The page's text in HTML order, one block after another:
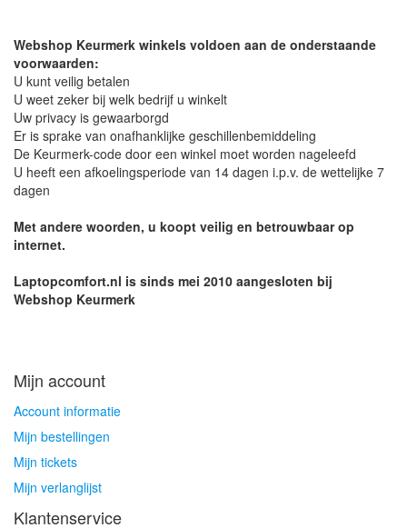
Webshop Keurmerk winkels voldoen aan de onderstaande
voorwaarden:
U kunt veilig betalen
U weet zeker bij welk bedrijf u winkelt
Uw privacy is gewaarborgd
Er is sprake van onafhanklijke geschillenbemiddeling
De Keurmerk-code door een winkel moet worden nageleefd
U heeft een afkoelingsperiode van 14 dagen i.p.v. de wettelijke 7
dagen
Met andere woorden, u koopt veilig en betrouwbaar op
internet.
Laptopcomfort.nl is sinds mei 2010 aangesloten bij
Webshop Keurmerk
Mijn account
Account informatie
Mijn bestellingen
Mijn tickets
Mijn verlanglijst
Klantenservice